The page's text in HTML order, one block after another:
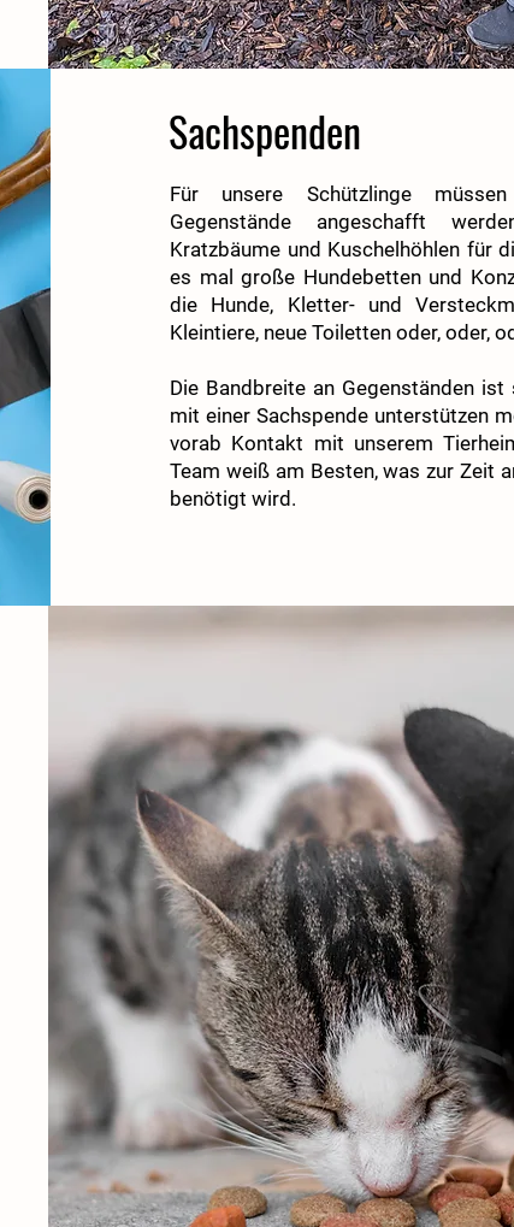
Sachspenden
Für unsere Schützlinge
Gegenstände angeschafft
Kratzbäume und Kuschelhöhlen für
es mal große Hundebetten und
die Hunde, Kletter- und
Kleintiere, neue Toiletten oder, oder,
Die Bandbreite an Gegenständen ist
mit einer Sachspende unterstützen
vorab Kontakt mit unserem
Team weiß am Besten, was zur Zeit
benötigt wird.